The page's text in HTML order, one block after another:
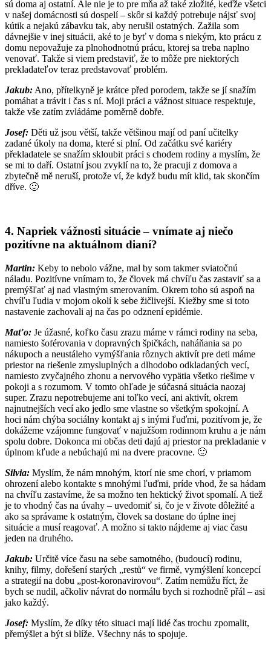
sú doma aj ostatní. Ale nie je to pre mňa až také zložité, keďže všetci
v našej domácnosti sú dospelí – skôr si každý potrebuje nájsť svoj
kútik a nejakú zábavku tak, aby nerušil ostatných. Zažila som
dávnejšie v inej situácii, aké to je byť v doma s niekým, kto prácu z
domu nepovažuje za plnohodnotnú prácu, ktorej sa treba naplno
venovať. Takže si viem predstaviť, že to môže pre niektorých
prekladateľov teraz predstavovať problém.
Jakub: Ano, přítelkyně je krátce před porodem, takže se jí snažím
pomáhat a trávit i čas s ní. Moji práci a vážnost situace respektuje,
takže vše zatím zvládáme poměrně dobře.
Josef: Děti už jsou větší, takže většinou mají od paní učitelky
zadané úkoly na doma, které si plní. Od začátku své kariéry
překladatele se snažím skloubit práci s chodem rodiny a myslím, že
se mi to daří. Ostatní jsou zvyklí na to, že pracuji z domova a
zbytečně mě neruší, protože ví, že když budu mít klid, tak skončím
dříve. 🙂
4. Napriek vážnosti situácie – vnímate aj niečo
pozitívne na aktuálnom dianí?
Martin: Keby to nebolo vážne, mal by som takmer sviatočnú
náladu. Pozitívne vnímam to, že človek má chvíľu čas zastaviť sa a
premýšľať aj nad vlastným smerovaním. Okrem toho sú aspoň na
chvíľu ľudia v mojom okolí k sebe žičlivejší. Kiežby sme si toto
nastavenie zachovali aj na čas po odznení epidémie.
Maťo: Je úžasné, koľko času zrazu máme v rámci rodiny na seba,
namiesto šoférovania v dopravných špičkách, naháňania sa po
nákupoch a neustáleho vymýšľania rôznych aktivít pre deti máme
priestor na riešenie zmysluplných a dlhodobo odkladaných vecí,
namiesto zvyčajného zhonu a nervového vypätia všetko riešime v
pokoji a s rozumom. V tomto ohľade je súčasná situácia naozaj
super. Zrazu nepotrebujeme ani toľko vecí, ani aktivít, okrem
najnutnejších vecí ako jedlo sme vlastne so všetkým spokojní. A
hoci nám chýba sociálny kontakt aj s inými ľuďmi, pozitívom je, že
dokážeme vzájomne fungovať v najužšom rodinnom kruhu a je nám
spolu dobre. Dokonca mi občas deti dajú aj priestor na prekladanie v
úplnom kľude a nebúchajú mi na dvere pracovne. 🙂
Silvia: Myslím, že nám mnohým, ktorí nie sme chorí, v priamom
ohrození alebo kontakte s mnohými ľuďmi, príde vhod, že sa hádam
na chvíľu zastavíme, že sa možno ten hektický život spomalí. A tiež
je to vhodný čas na úvahy – uvedomiť si, čo je v živote dôležité a
ako sa správame k ostatným, človek sa dostane do úplne inej
situácie a musí reagovať. A možno si takto nájdeme aj viac času
jeden na druhého.
Jakub: Určitě více času na sebe samotného, (budoucí) rodinu,
knihy, filmy, dořešení starých „restů“ ve firmě, vymýšlení koncepcí
a strategií na dobu „post-koronavirovou“. Zatím nemůžu říct, že
bych se nudil, ačkoliv návrat do normálu bych si rozhodně přál – asi
jako každý.
Josef: Myslím, že díky této situaci mají lidé čas trochu zpomalit,
přemýšlet a být si blíže. Všechny nás to spojuje.